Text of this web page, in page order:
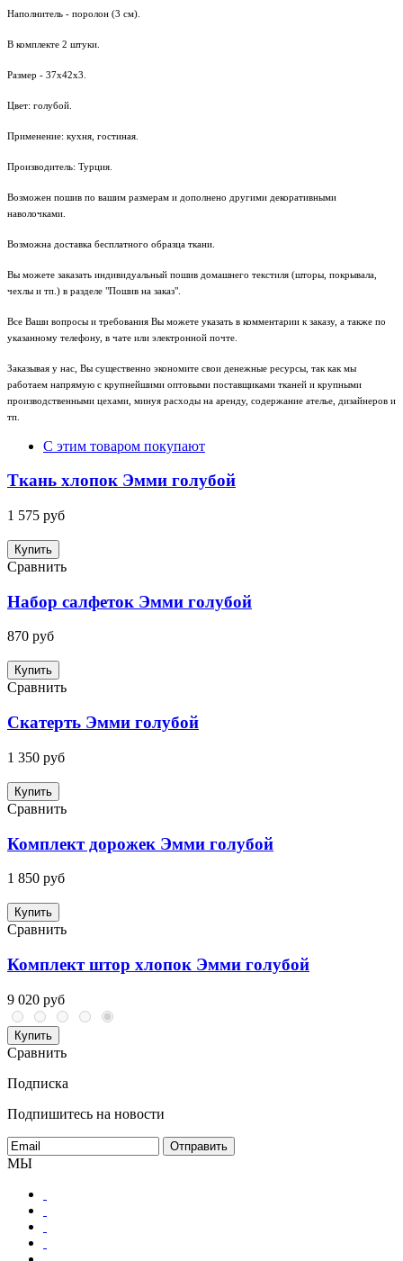
Наполнитель - поролон (3 см).
В комплекте 2 штуки.
Размер - 37х42х3.
Цвет: голубой.
Применение: кухня, гостиная.
Производитель: Турция.
Возможен пошив по вашим размерам и дополнено другими декоративными
наволочками.
Возможна доставка бесплатного образца ткани.
Вы можете заказать индивидуальный пошив домашнего текстиля (шторы, покрывала,
чехлы и тп.) в разделе "Пошив на заказ".
Все Ваши вопросы и требования Вы можете указать в комментарии к заказу, а также по
указанному телефону, в чате или электронной почте.
Заказывая у нас, Вы существенно экономите свои денежные ресурсы, так как мы
работаем напрямую с крупнейшими оптовыми поставщиками тканей и крупными
производственными цехами, минуя расходы на аренду, содержание ателье, дизайнеров и
тп.
С этим товаром покупают
Ткань хлопок Эмми голубой
1 575 руб
Купить
Сравнить
Набор салфеток Эмми голубой
870 руб
Купить
Сравнить
Скатерть Эмми голубой
1 350 руб
Купить
Сравнить
Комплект дорожек Эмми голубой
1 850 руб
Купить
Сравнить
Комплект штор хлопок Эмми голубой
9 020 руб
Купить
Сравнить
Подписка
Подпишитесь на новости
МЫ